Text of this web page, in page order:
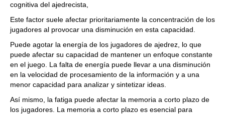
cognitiva del ajedrecista,
Este factor suele afectar prioritariamente la concentración de los
jugadores al provocar una disminución en esta capacidad.
Puede agotar la energía de los jugadores de ajedrez, lo que
puede afectar su capacidad de mantener un enfoque constante
en el juego. La falta de energía puede llevar a una disminución
en la velocidad de procesamiento de la información y a una
menor capacidad para analizar y sintetizar ideas.
Así mismo, la fatiga puede afectar la memoria a corto plazo de
los jugadores. La memoria a corto plazo es esencial para